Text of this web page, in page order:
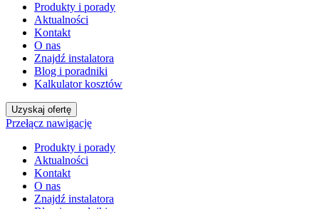
Produkty i porady
Aktualności
Kontakt
O nas
Znajdź instalatora
Blog i poradniki
Kalkulator kosztów
Uzyskaj ofertę
Przełącz nawigację
Produkty i porady
Aktualności
Kontakt
O nas
Znajdź instalatora